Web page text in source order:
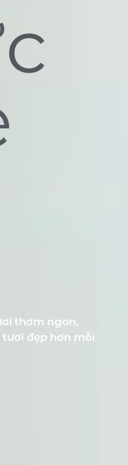
thơm ngon,
đẹp hơn mỗi